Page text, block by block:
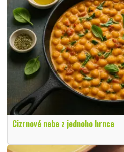
Cizrnové nebe z jednoho hrnce